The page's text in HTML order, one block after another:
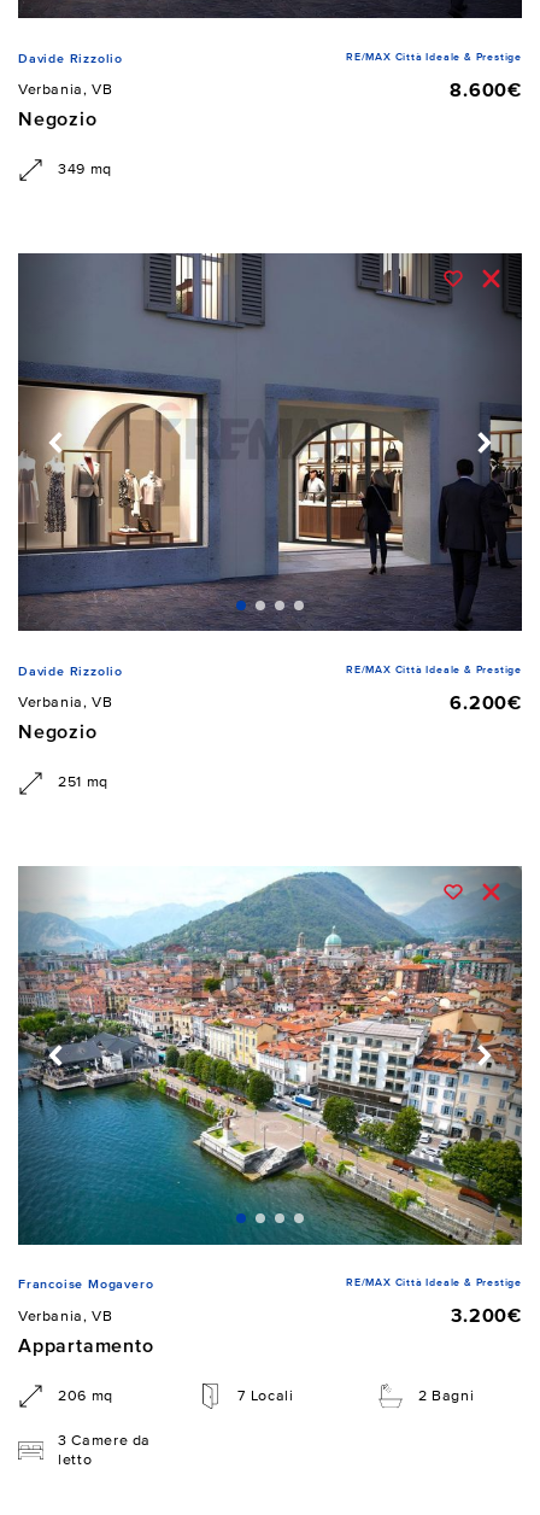
Davide Rizzolio RE/MAX Città Ideale & Prestige
Verbania, VB
8.600€
Negozio
349 mq
Davide Rizzolio RE/MAX Città Ideale & Prestige
Verbania, VB
6.200€
Negozio
251 mq
Francoise Mogavero RE/MAX Città Ideale & Prestige
Verbania, VB
3.200€
Appartamento
206 mq 7 Locali 2 Bagni
3 Camere da
letto